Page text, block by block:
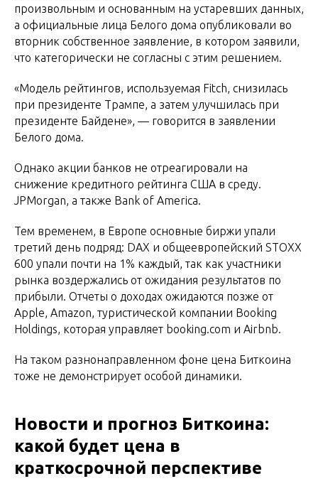
произвольным и основанным на устаревших данных,
а официальные лица Белого дома опубликовали во
вторник собственное заявление, в котором заявили,
что категорически не согласны с этим решением.
«Модель рейтингов, используемая Fitch, снизилась
при президенте Трампе, а затем улучшилась при
президенте Байдене», — говорится в заявлении
Белого дома.
Однако акции банков не отреагировали на
снижение кредитного рейтинга США в среду.
JPMorgan, а также Bank of America.
Тем временем, в Европе основные биржи упали
третий день подряд: DAX и общеевропейский STOXX
600 упали почти на 1% каждый, так как участники
рынка воздержались от ожидания результатов по
прибыли. Отчеты о доходах ожидаются позже от
Apple, Amazon, туристической компании Booking
Holdings, которая управляет booking.com и Airbnb.
На таком разнонаправленном фоне цена Биткоина
тоже не демонстрирует особой динамики.
Новости и прогноз Биткоина:
какой будет цена в
краткосрочной перспективе